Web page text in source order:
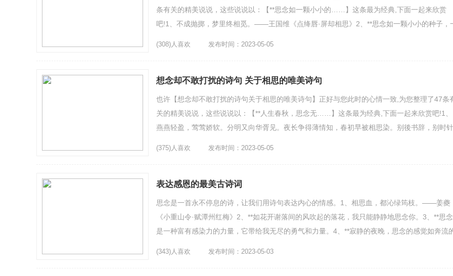
条有关的精美说说，这些说说以：【**思念如一颗小小的……】这条最为经典,下面一起来欣赏
吧!1、不成抛掷，梦里终相觅。——王国维《点绛唇·屏却相思》2、**思念如一颗小小的种子，
(308)人喜欢 发布时间：2023-05-05
想念却不敢打扰的诗句 关于相思的唯美诗句
也许【想念却不敢打扰的诗句关于相思的唯美诗句】正好与您此时的心情一致,为您整理了47条
关的精美说说，这些说说以：【**人生春秋，思念无……】这条最为经典,下面一起来欣赏吧!1、
燕燕轻盈，莺莺娇软。分明又向华胥见。夜长争得薄情知，春初早被相思染。别後书辞，别时针
(375)人喜欢 发布时间：2023-05-05
表达感恩的最美古诗词
思念是一首永不停息的诗，让我们用诗句表达内心的情感。1、相思血，都沁绿筠枝。——姜夔
《小重山令·赋潭州红梅》2、**如花开谢落间的风吹起的落花，我只能静静地思念你。3、**思念
是一种富有感染力的力量，它带给我无尽的勇气和力量。4、**寂静的夜晚，思念的感觉如奔流
(343)人喜欢 发布时间：2023-05-03